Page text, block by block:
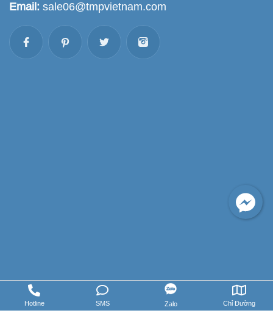
Email: sale06@tmpvietnam.com
Hotline SMS Zalo Chỉ Đường